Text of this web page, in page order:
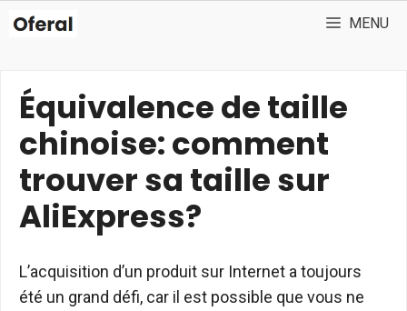
MENU
Équivalence de taille
chinoise: comment
trouver sa taille sur
AliExpress?
L’acquisition d’un produit sur Internet a toujours
été un grand défi, car il est possible que vous ne